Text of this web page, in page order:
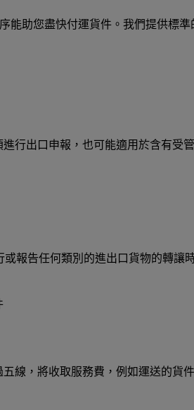
能助您盡快付運貨件。我們提供標
行出口申報，也可能適用於含有受
報告任何類別的進出口貨物的轉讓
線，將收取服務費，例如運送的貨